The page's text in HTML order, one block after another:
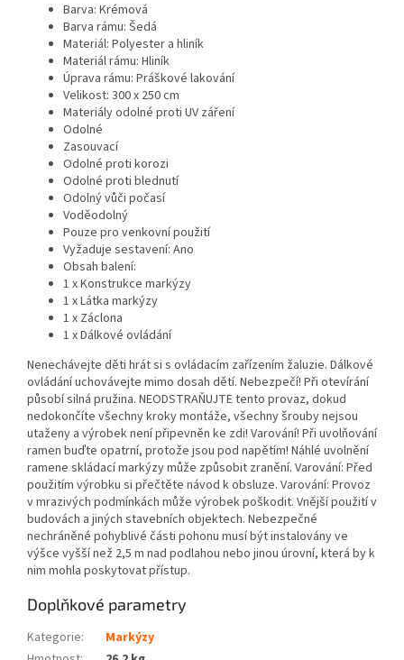
Barva: Krémová
Barva rámu: Šedá
Materiál: Polyester a hliník
Materiál rámu: Hliník
Úprava rámu: Práškové lakování
Velikost: 300 x 250 cm
Materiály odolné proti UV záření
Odolné
Zasouvací
Odolné proti korozi
Odolné proti blednutí
Odolný vůči počasí
Voděodolný
Pouze pro venkovní použití
Vyžaduje sestavení: Ano
Obsah balení:
1 x Konstrukce markýzy
1 x Látka markýzy
1 x Záclona
1 x Dálkové ovládání
Nenechávejte děti hrát si s ovládacím zařízením žaluzie. Dálkové
ovládání uchovávejte mimo dosah dětí. Nebezpečí! Při otevírání
působí silná pružina. NEODSTRAŇUJTE tento provaz, dokud
nedokončíte všechny kroky montáže, všechny šrouby nejsou
utaženy a výrobek není připevněn ke zdi! Varování! Při uvolňování
ramen buďte opatrní, protože jsou pod napětím! Náhlé uvolnění
ramene skládací markýzy může způsobit zranění. Varování: Před
použitím výrobku si přečtěte návod k obsluze. Varování: Provoz
v mrazivých podmínkách může výrobek poškodit. Vnější použití v
budovách a jiných stavebních objektech. Nebezpečné
nechráněné pohyblivé části pohonu musí být instalovány ve
výšce vyšší než 2,5 m nad podlahou nebo jinou úrovní, která by k
nim mohla poskytovat přístup.
Doplňkové parametry
Kategorie:
Markýzy